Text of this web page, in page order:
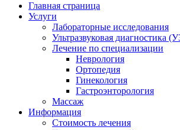
Главная страница
Услуги
Лабораторные исследования
Ультразвуковая диагностика
Лечение по специализации
Неврология
Ортопедия
Гинекология
Гастроэнторология
Массаж
Информация
Стоимость лечения